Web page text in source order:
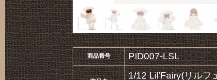
商品番号 PID007-LSL
1/12 Lil’Fairy(リルフ